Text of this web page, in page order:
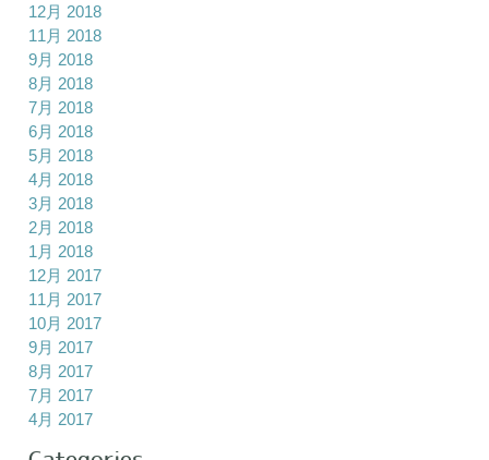
12月 2018
11月 2018
9月 2018
8月 2018
7月 2018
6月 2018
5月 2018
4月 2018
3月 2018
2月 2018
1月 2018
12月 2017
11月 2017
10月 2017
9月 2017
8月 2017
7月 2017
4月 2017